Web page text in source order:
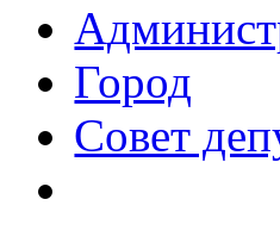
Город
Совет